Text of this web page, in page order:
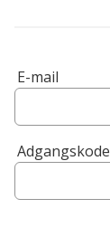
E-mail
Adgangskode